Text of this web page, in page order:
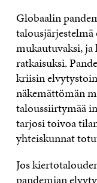
Globaalin
mukautuvaksi,
ratkaisuksi.
kriisin
näkemättömän
taloussiirtymää
tarjosi toivoa
yhteiskunnat
Jos
pandemian